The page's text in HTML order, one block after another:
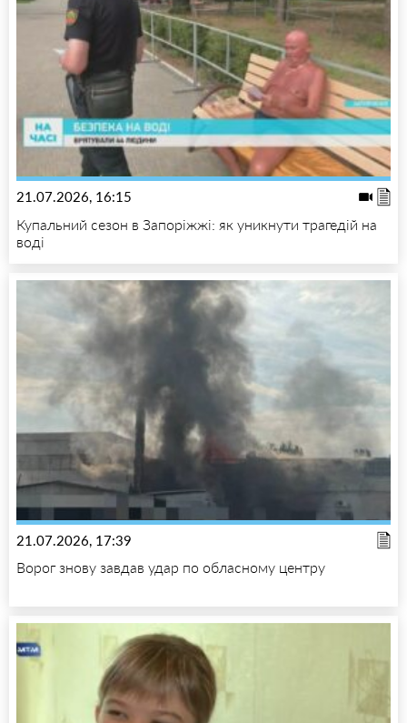
21.07.2026, 16:15
Купальний сезон в Запоріжжі: як уникнути трагедій на
воді
21.07.2026, 17:39
Ворог знову завдав удар по обласному центру